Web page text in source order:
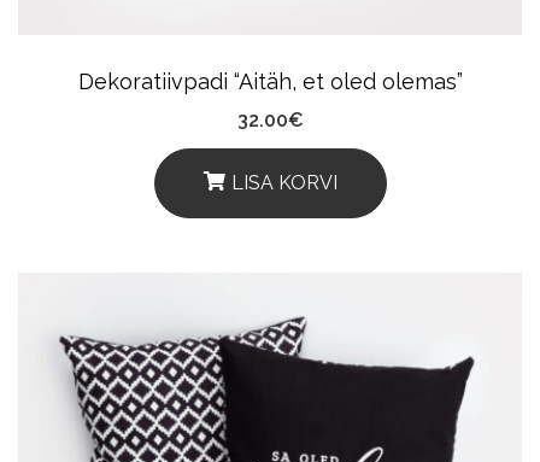
Product
Dekoratiivpadi “Aitäh, et oled olemas”
32.00€
LISA KORVI